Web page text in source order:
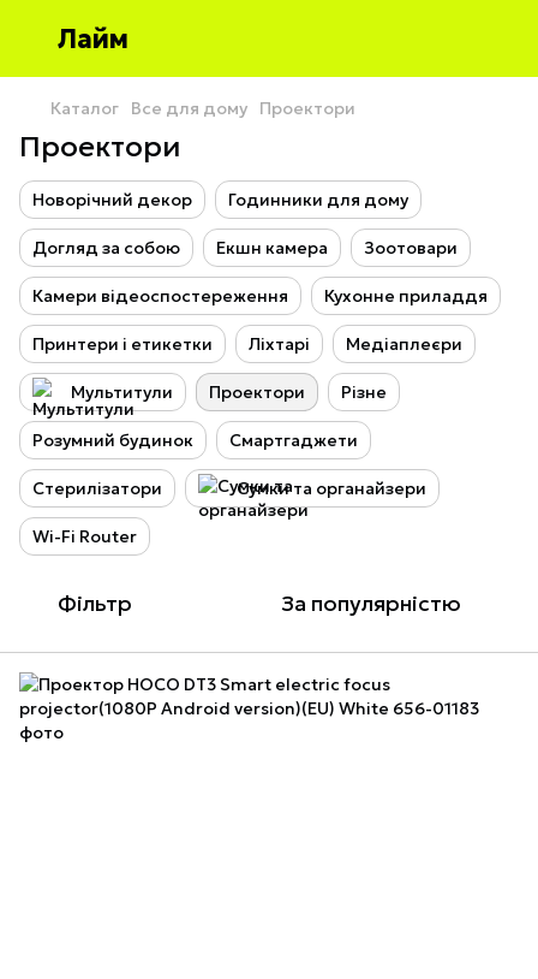
Лайм
Каталог Все для дому Проектори
Проектори
Новорічний декор Годинники для дому
Догляд за собою Екшн камера Зоотовари
Камери відеоспостереження Кухонне приладдя
Принтери і етикетки Ліхтарі Медіаплеєри
Мультитули Проектори Різне
Розумний будинок Смартгаджети
Стерилізатори Сумки та органайзери
Wi-Fi Router
Фільтр За популярністю